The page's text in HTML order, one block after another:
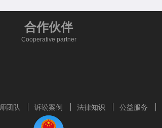
合作伙伴
Cooperative partner
团队 诉讼案例 法律知识 公益服务